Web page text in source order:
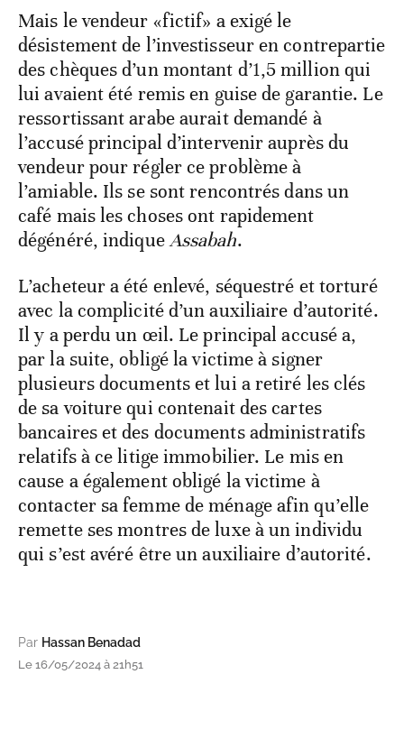
Mais le vendeur «fictif» a exigé le
désistement de l’investisseur en contrepartie
des chèques d’un montant d’1,5 million qui
lui avaient été remis en guise de garantie. Le
ressortissant arabe aurait demandé à
l’accusé principal d’intervenir auprès du
vendeur pour régler ce problème à
l’amiable. Ils se sont rencontrés dans un
café mais les choses ont rapidement
dégénéré, indiqueAssabah.
L’acheteur a été enlevé, séquestré et torturé
avec la complicité d’un auxiliaire d’autorité.
Il y a perdu un œil. Le principal accusé a,
par la suite, obligé la victime à signer
plusieurs documents et lui a retiré les clés
de sa voiture qui contenait des cartes
bancaires et des documents administratifs
relatifs à ce litige immobilier. Le mis en
cause a également obligé la victime à
contacter sa femme de ménage afin qu’elle
remette ses montres de luxe à un individu
qui s’est avéré être un auxiliaire d’autorité.
Par Hassan Benadad
Le 16/05/2024 à 21h51